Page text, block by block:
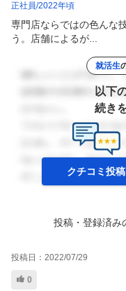
正社員 2022年頃
専門店ならではの色んな
う。店舗によるが...
就活生
以下
続き
クチコミ投稿
投稿・登録済み
投稿日： 2022/07/29
0